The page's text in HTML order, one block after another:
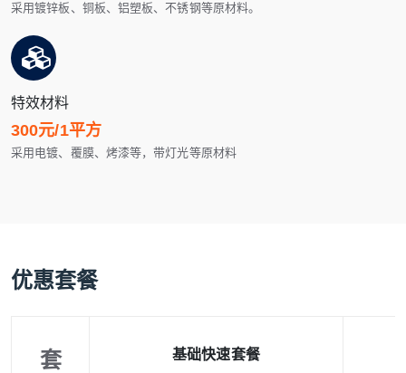
采用镀锌板、铜板、铝塑板、不锈钢等原材料。
特效材料
300元/1平方
采用电镀、覆膜、烤漆等，带灯光等原材料
优惠套餐
套
基础快速套餐